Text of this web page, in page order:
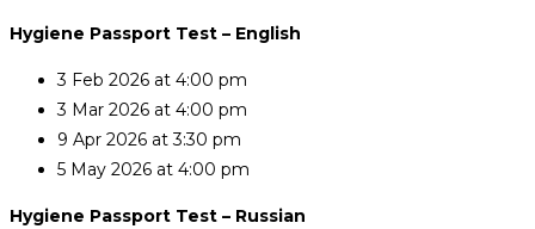
Hygiene Passport Test – English
3 Feb 2026 at 4:00 pm
3 Mar 2026 at 4:00 pm
9 Apr 2026 at 3:30 pm
5 May 2026 at 4:00 pm
Hygiene Passport Test – Russian